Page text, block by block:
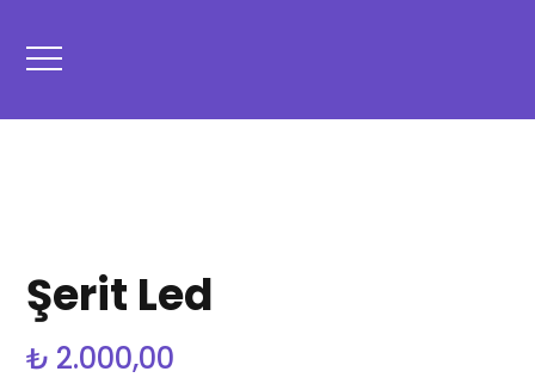
Şerit Led
₺ 2.000,00